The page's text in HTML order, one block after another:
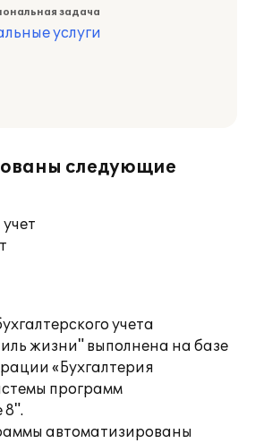
задача
услуги
следующие
учета
жизни" выполнена на базе
«Бухгалтерия
программ
8".
автоматизированы